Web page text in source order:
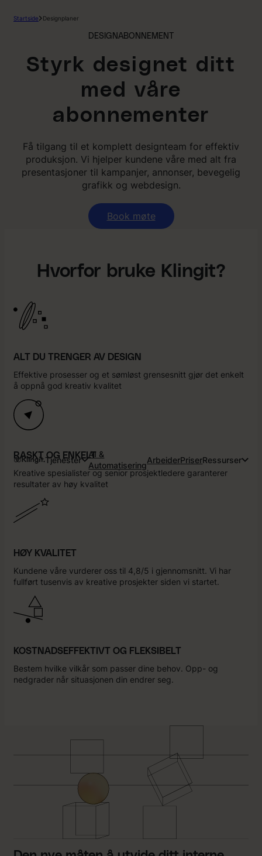
Tjenester
AI &
Automatisering
ArbeiderPriserRessurser
Startside Designplaner
DESIGNABONNEMENT
Styrk designet ditt
med våre
abonnementer
Få tilgang til et komplett designteam for effektiv
produksjon. Vi hjelper kundene våre med alt fra
presentasjoner til kampanjer, annonser, bevegelig
grafikk og webdesign.
Book møte
Hvorfor bruke Klingit?
ALT DU TRENGER AV DESIGN
Effektive prosesser og et sømløst grensesnitt gjør det enkelt
å oppnå god kreativ kvalitet
RASKT OG ENKELT
Kreative spesialister og senior prosjektledere garanterer
resultater av høy kvalitet
HØY KVALITET
Kundene våre vurderer oss til 4,8/5 i gjennomsnitt. Vi har
fullført tusenvis av kreative prosjekter siden vi startet.
KOSTNADSEFFEKTIVT OG FLEKSIBELT
Bestem hvilke vilkår som passer dine behov. Opp- og
nedgrader når situasjonen din endrer seg.